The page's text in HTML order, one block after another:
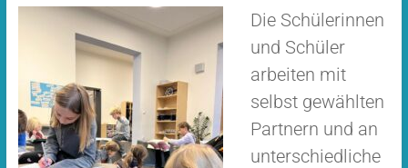
Die Schülerinnen
und Schüler
arbeiten mit
selbst gewählten
Partnern und an
unterschiedliche